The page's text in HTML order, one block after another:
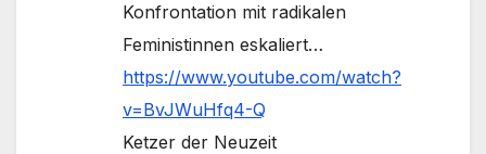
Konfrontation mit radikalen
Feministinnen eskaliert…
https://www.youtube.com/watch?
v=BvJWuHfq4-Q
Ketzer der Neuzeit